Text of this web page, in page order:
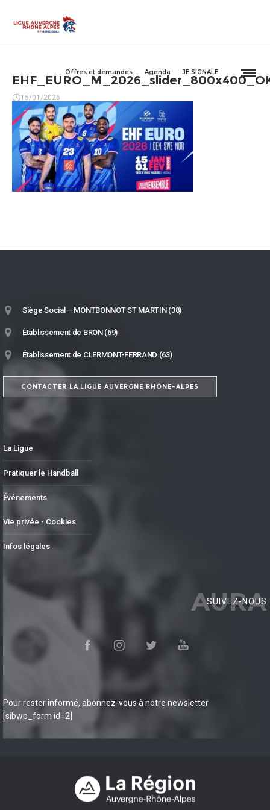
Offres et demandes Agenda JE SIGNALE
15/01/2026
Siège Social – MONTBONNOT ST MARTIN (38)
Établissement de BRON (69)
Établissement de CLERMONT-FERRAND (63)
CONTACTER LA LIGUE AUVERGNE RHÔNE-ALPES
La Ligue
Pratiquer le Handball
Événements
Vie privée - Cookies
Infos légales
AURA
SUIVEZ-NOUS
Pour rester informé, abonnez-vous à notre newsletter
[sibwp_form id=2]